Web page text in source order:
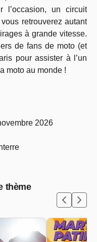
l’occasion, un circuit
retrouverez autant
à grande vitesse.
de fans de moto (et
pour assister à l’un
moto au monde !
2026
thème